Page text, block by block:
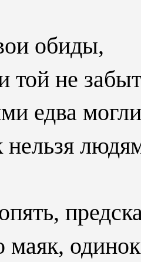
обиды,
той не
едва
нельзя
маяк,